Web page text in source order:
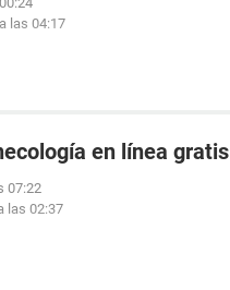
las 04:17
en línea gratis
07:22
las 02:37